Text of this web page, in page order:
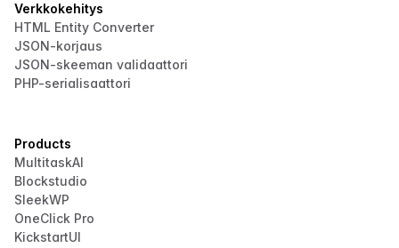
Verkkokehitys
HTML Entity Converter
JSON-korjaus
JSON-skeeman validaattori
PHP-serialisaattori
Products
MultitaskAI
Blockstudio
SleekWP
OneClick Pro
KickstartUI